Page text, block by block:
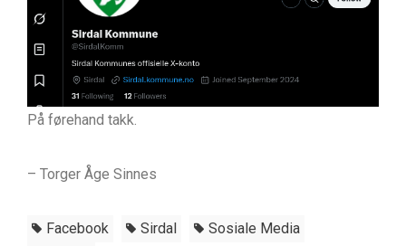
På førehand takk.
– Torger Åge Sinnes
Facebook Sirdal
Sosiale Media